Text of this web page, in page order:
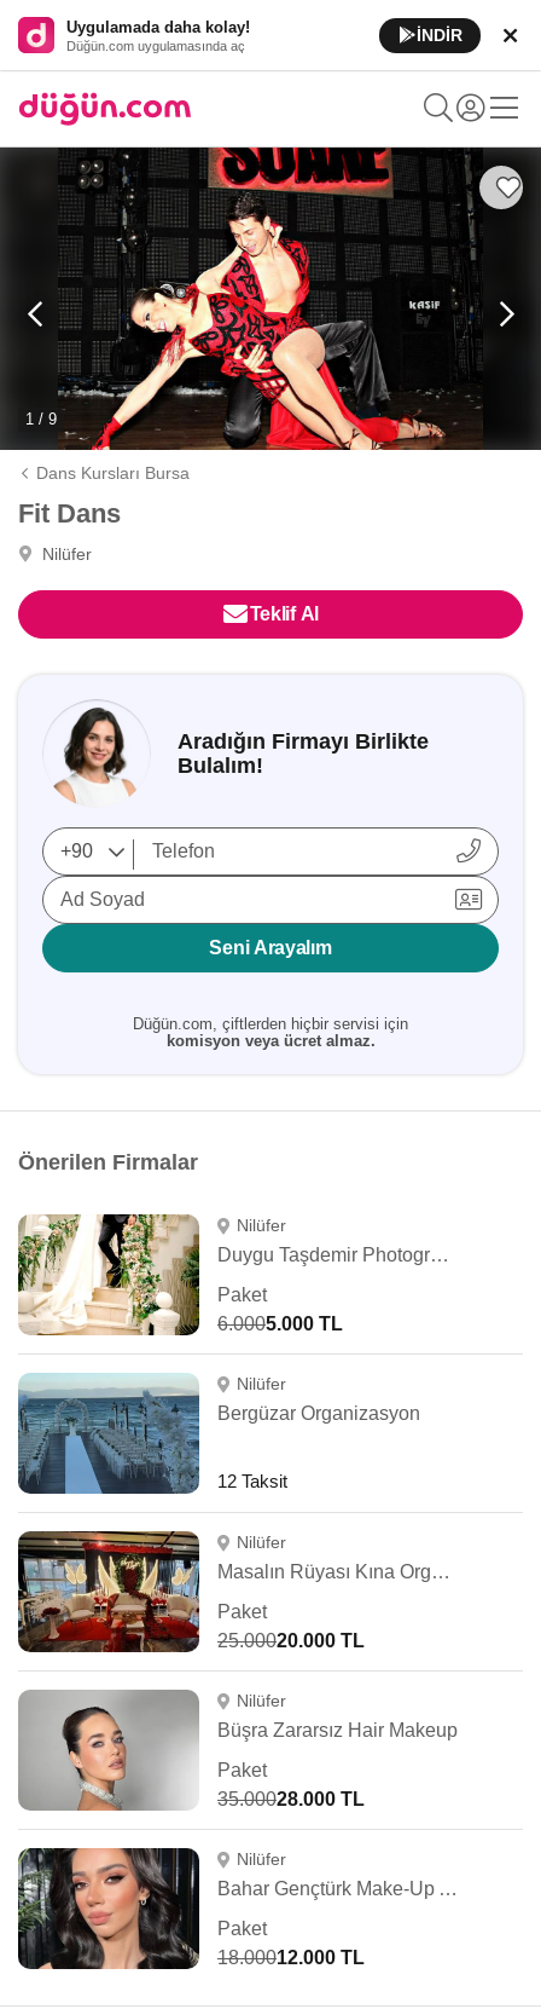
Uygulamada daha kolay!
Düğün.com uygulamasında aç
İNDİR
1 / 9
Dans Kursları Bursa
Fit Dans
Nilüfer
Teklif Al
Aradığın Firmayı Birlikte
Bulalım!
Ad Soyad
Seni Arayalım
Düğün.com, çiftlerden hiçbir servisi için
komisyon veya ücret almaz.
Önerilen Firmalar
Nilüfer
Duygu Taşdemir Photography
Paket
6.0005.000 TL
Nilüfer
Bergüzar Organizasyon
12 Taksit
Nilüfer
Masalın Rüyası Kına Organizasyon
Paket
25.00020.000 TL
Nilüfer
Büşra Zararsız Hair Makeup
Paket
35.00028.000 TL
Nilüfer
Bahar Gençtürk Make-Up Artist
Paket
18.00012.000 TL